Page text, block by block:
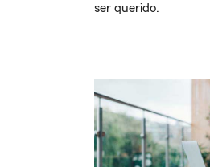
ser querido.